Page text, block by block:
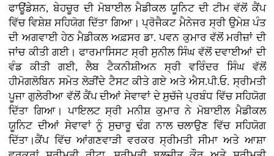
ਫਾਊਂਡੇਸ਼ਨ, ਬੇਹਚੂਰ ਦੀ ਮੋਬਾਈਲ ਮੈਡੀਕਲ ਯੂਨਿਟ ਦੀ ਟੀਮ ਵੱਲੋਂ ਕੈਂਪ
ਵਿੱਚ ਵਿਸ਼ੇਸ਼ ਸਹਿਯੋਗ ਦਿੱਤਾ ਗਿਆ। ਪ੍ਰੋਜੈਕਟ ਮੈਨੇਜਰ ਸ੍ਰੀ ਉਮੇਸ਼ ਪੰਤ
ਦੀ ਅਗਵਾਈ ਹੇਠ ਮੈਡੀਕਲ ਅਫ਼ਸਰ ਡਾ. ਪਵਨ ਕੁਮਾਰ ਵੱਲੋਂ ਮਰੀਜ਼ਾਂ ਦੀ
ਜਾਂਚ ਕੀਤੀ ਗਈ। ਫਾਰਮਾਸਿਸਟ ਸ੍ਰੀ ਸੁਨੀਲ ਸਿੰਘ ਵੱਲੋਂ ਦਵਾਈਆਂ ਦੀ
ਵੰਡ ਕੀਤੀ ਗਈ, ਲੈਬ ਟੈਕਨੀਸ਼ੀਅਨ ਸ੍ਰੀ ਵਰਿੰਦਰ ਸਿੰਘ ਵੱਲੋਂ
ਹੀਮੋਗਲੋਬਿਨ ਸਮੇਤ ਲੋੜੀਂਦੇ ਟੈਸਟ ਕੀਤੇ ਗਏ ਅਤੇ ਐਸ.ਪੀ.ਓ. ਸ੍ਰੀਮਤੀ
ਪੂਜਾ ਗੁਲੇਰੀਆ ਵੱਲੋਂ ਕੈਂਪ ਦੀਆਂ ਸੇਵਾਵਾਂ ਦੇ ਸੁਚੱਜੇ ਪ੍ਰਬੰਧ ਵਿੱਚ ਸਹਿਯੋਗ
ਦਿੱਤਾ ਗਿਆ। ਪਾਇਲਟ ਸ੍ਰੀ ਮਨੀਸ਼ ਕੁਮਾਰ ਨੇ ਮੋਬਾਈਲ ਮੈਡੀਕਲ
ਯੂਨਿਟ ਦੀਆਂ ਸੇਵਾਵਾਂ ਨੂੰ ਸੁਚਾਰੂ ਢੰਗ ਨਾਲ ਚਲਾਉਣ ਵਿੱਚ ਸਹਿਯੋਗ
ਦਿੱਤਾ।ਕੈਂਪ ਵਿੱਚ ਆਂਗਣਵਾੜੀ ਵਰਕਰ ਸ੍ਰੀਮਤੀ ਸੀਮਾ ਅਤੇ ਆਸ਼ਾ